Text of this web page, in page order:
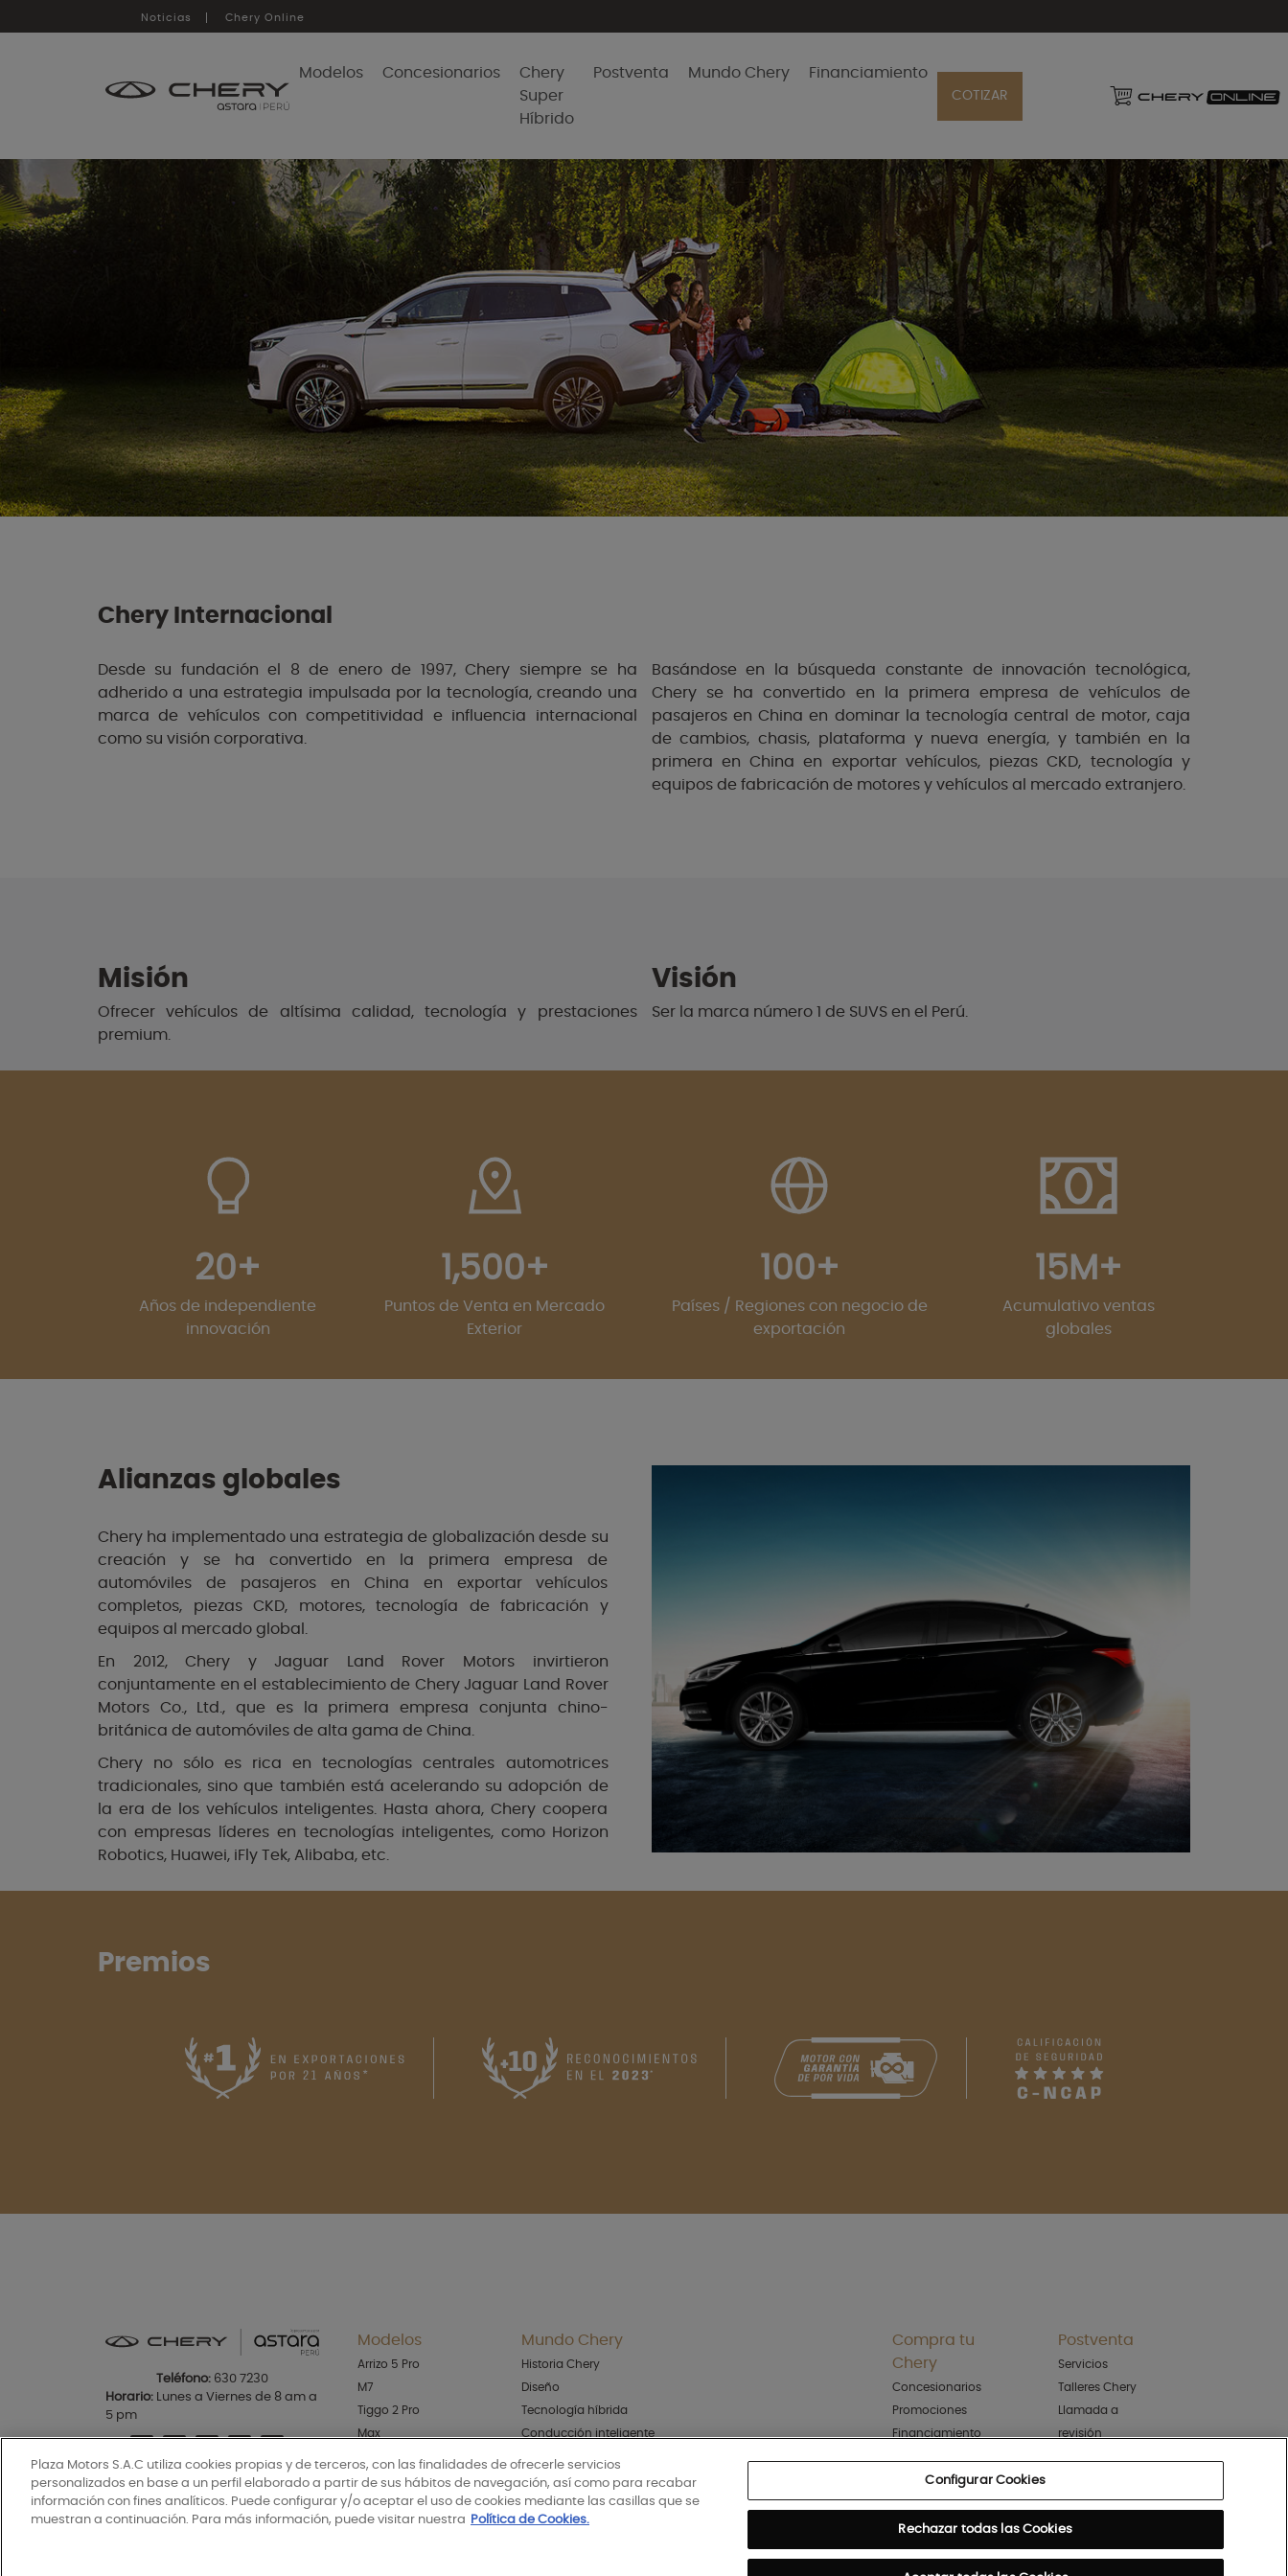
Noticias Chery Online
Modelos Concesionarios
Chery
Super
Híbrido
Postventa Mundo Chery Financiamiento
COTIZAR
Chery Internacional
Desde su fundación el 8 de enero de 1997, Chery siempre se ha
adherido a una estrategia impulsada por la tecnología, creando una
marca de vehículos con competitividad e influencia internacional
como su visión corporativa.
Basándose en la búsqueda constante de innovación tecnológica,
Chery se ha convertido en la primera empresa de vehículos de
pasajeros en China en dominar la tecnología central de motor, caja
de cambios, chasis, plataforma y nueva energía, y también en la
primera en China en exportar vehículos, piezas CKD, tecnología y
equipos de fabricación de motores y vehículos al mercado extranjero.
Misión
Ofrecer vehículos de altísima calidad, tecnología y prestaciones
premium.
Visión
Ser la marca número 1 de SUVS en el Perú.
20+
Años de independiente
innovación
1,500+
Puntos de Venta en Mercado
Exterior
100+
Países / Regiones con negocio de
exportación
15M+
Acumulativo ventas
globales
Alianzas globales
Chery ha implementado una estrategia de globalización desde su
creación y se ha convertido en la primera empresa de
automóviles de pasajeros en China en exportar vehículos
completos, piezas CKD, motores, tecnología de fabricación y
equipos al mercado global.
En 2012, Chery y Jaguar Land Rover Motors invirtieron
conjuntamente en el establecimiento de Chery Jaguar Land Rover
Motors Co., Ltd., que es la primera empresa conjunta chino-
británica de automóviles de alta gama de China.
Chery no sólo es rica en tecnologías centrales automotrices
tradicionales, sino que también está acelerando su adopción de
la era de los vehículos inteligentes. Hasta ahora, Chery coopera
con empresas líderes en tecnologías inteligentes, como Horizon
Robotics, Huawei, iFly Tek, Alibaba, etc.
Premios
Teléfono:630 7230
Horario:Lunes a Viernes de 8 am a
5 pm
Modelos
Arrizo 5 Pro
M7
Tiggo 2 Pro
Max
New Tiggo 7
New Tiggo 8
Tiggo 9
Mundo Chery
Historia Chery
Diseño
Tecnología híbrida
Conducción inteligente
Descarga el App:
Compra tu
Chery
Concesionarios
Promociones
Financiamiento
Postventa
Servicios
Talleres Chery
Llamada a
revisión
Plaza Motors S.A.C utiliza cookies propias y de terceros, con las finalidades de ofrecerle servicios
personalizados en base a un perfil elaborado a partir de sus hábitos de navegación, así como para recabar
información con fines analíticos. Puede configurar y/o aceptar el uso de cookies mediante las casillas que se
muestran a continuación. Para más información, puede visitar nuestra
Política de Cookies.
Configurar Cookies
Rechazar todas las Cookies